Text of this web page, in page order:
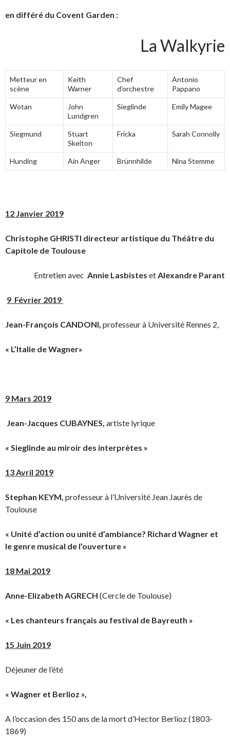
en différé du Covent Garden :
La Walkyrie
Metteur en
scène
Keith
Warner
Chef
d’orchestre
Antonio
Pappano
Wotan
John
Lundgren
Sieglinde Emily Magee
Siegmund
Stuart
Skelton
Fricka Sarah Connolly
Hunding Ain Anger Brünnhilde Nina Stemme
12 Janvier 2019
Christophe GHRISTI directeur artistique du Théâtre du
Capitole de Toulouse
Entretien avec Annie Lasbistes etAlexandre Parant
9 Février 2019
Jean-François CANDONI, professeur à Université Rennes 2,
« L’Italie de Wagner»
9 Mars 2019
Jean-Jacques CUBAYNES, artiste lyrique
« Sieglinde au miroir des interprètes »
13 Avril 2019
Stephan KEYM, professeur à l’Université Jean Jaurès de
Toulouse
« Unité d’action ou unité d’ambiance? Richard Wagner et
le genre musical de l’ouverture »
18 Mai 2019
Anne-Elizabeth AGRECH (Cercle de Toulouse)
« Les chanteurs français au festival de Bayreuth »
15 Juin 2019
Déjeuner de l’été
« Wagner et Berlioz »,
A l’occasion des 150 ans de la mort d’Hector Berlioz (1803-
1869)